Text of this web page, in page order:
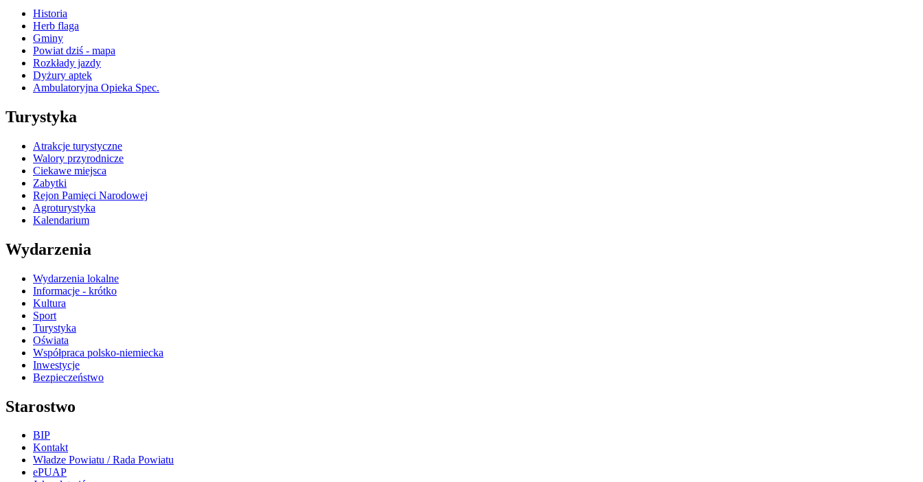
Historia
Herb flaga
Gminy
Powiat dziś - mapa
Rozkłady jazdy
Dyżury aptek
Ambulatoryjna Opieka Spec.
Turystyka
Atrakcje turystyczne
Walory przyrodnicze
Ciekawe miejsca
Zabytki
Rejon Pamięci Narodowej
Agroturystyka
Kalendarium
Wydarzenia
Wydarzenia lokalne
Informacje - krótko
Kultura
Sport
Turystyka
Oświata
Współpraca polsko-niemiecka
Inwestycje
Bezpieczeństwo
Starostwo
BIP
Kontakt
Władze Powiatu / Rada Powiatu
ePUAP